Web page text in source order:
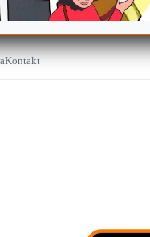
Kontakt